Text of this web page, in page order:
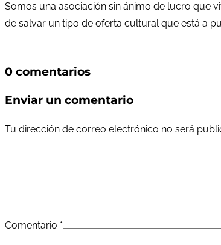
Somos una asociación sin ánimo de lucro que
de salvar un tipo de oferta cultural que está a
0 comentarios
Enviar un comentario
Tu dirección de correo electrónico no será
Comentario *